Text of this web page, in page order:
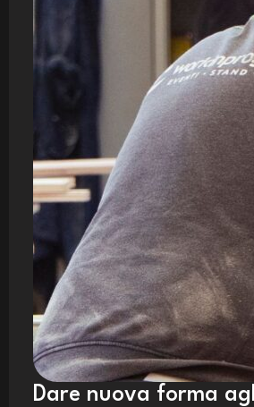
Dare nuova forma